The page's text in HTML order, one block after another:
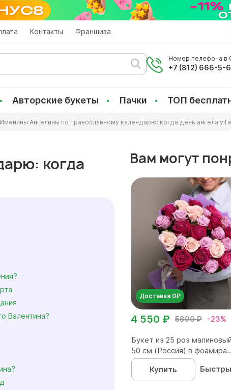
Контакты Франшиза
Номер телефона в
+7 (812) 666-5-
Авторские букеты Пачки ТОП
Именины Ангелины по православному календарю: когда день ангела у
когда
Валентина?
Вам могут
Доставка 0₽
5890 ₽ -23%
4 550 ₽
Букет из 25 роз
50 см (Россия) в
Купить